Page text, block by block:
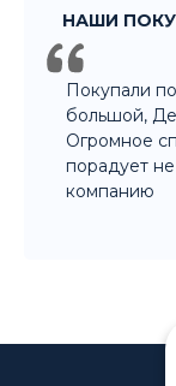
8 915 326 60 60
- Оптовый отдел